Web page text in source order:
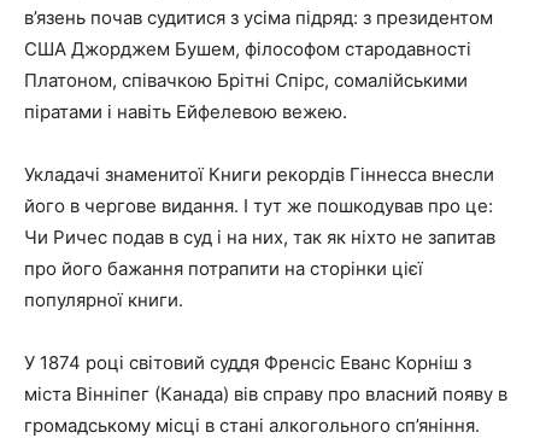
в’язень почав судитися з усіма підряд: з президентом
США Джорджем Бушем, філософом стародавності
Платоном, співачкою Брітні Спірс, сомалійськими
піратами і навіть Ейфелевою вежею.
Укладачі знаменитої Книги рекордів Гіннесса внесли
його в чергове видання. І тут же пошкодував про це:
Чи Ричес подав в суд і на них, так як ніхто не запитав
про його бажання потрапити на сторінки цієї
популярної книги.
У 1874 році світовий суддя Френсіс Еванс Корніш з
міста Вінніпег (Канада) вів справу про власний появу в
громадському місці в стані алкогольного сп’яніння.